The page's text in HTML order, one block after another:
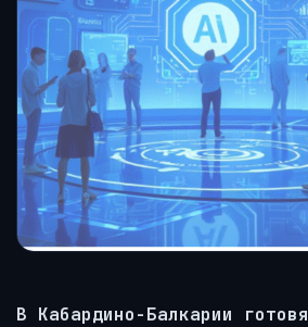
В Кабардино-Балкарии